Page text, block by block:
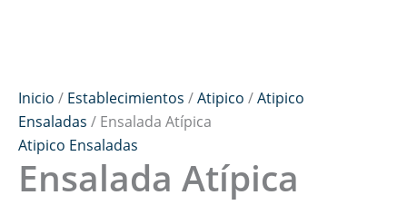
Inicio / Establecimientos /Atipico /Atipico
Ensaladas / Ensalada Atípica
Atipico Ensaladas
Ensalada Atípica